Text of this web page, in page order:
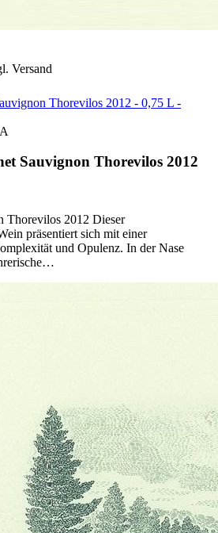
Versand
Thorevilos 2012 - 0,75 L -
Sauvignon Thorevilos 2012
Thorevilos 2012 Dieser
präsentiert sich mit einer
und Opulenz. In der Nase